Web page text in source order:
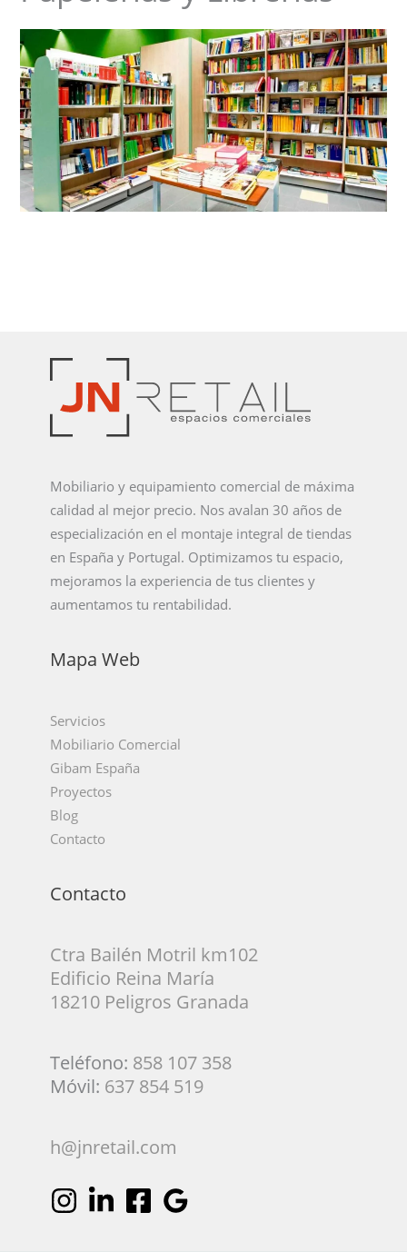
Mobiliario y equipamiento comercial de máxima
calidad al mejor precio. Nos avalan 30 años de
especialización en el montaje integral de tiendas
en España y Portugal. Optimizamos tu espacio,
mejoramos la experiencia de tus clientes y
aumentamos tu rentabilidad.
Mapa Web
Servicios
Mobiliario Comercial
Gibam España
Proyectos
Blog
Contacto
Contacto
Ctra Bailén Motril km102
Edificio Reina María
18210 Peligros Granada
Teléfono: 858 107 358
Móvil: 637 854 519
h@jnretail.com